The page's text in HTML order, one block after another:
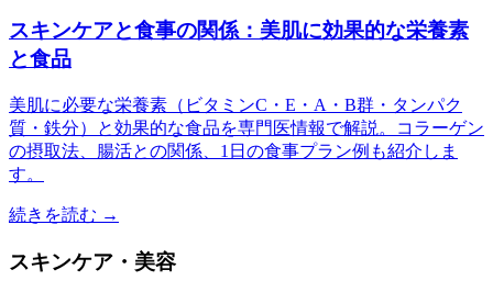
スキンケアと食事の関係：美肌に効果的な栄養素
と食品
美肌に必要な栄養素（ビタミンC・E・A・B群・タンパク
質・鉄分）と効果的な食品を専門医情報で解説。コラーゲン
の摂取法、腸活との関係、1日の食事プラン例も紹介しま
す。
続きを読む →
スキンケア・美容